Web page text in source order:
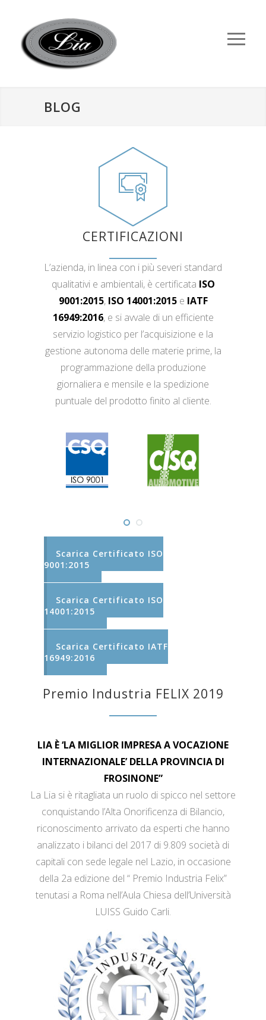
BLOG
CERTIFICAZIONI
L’azienda, in linea con i più severi standard
qualitativi e ambientali, è certificata ISO
9001:2015, ISO 14001:2015e IATF
16949:2016, e si avvale di un efficiente
servizio logistico per l’acquisizione e la
gestione autonoma delle materie prime, la
programmazione della produzione
giornaliera e mensile e la spedizione
puntuale del prodotto finito al cliente.
Scarica Certificato ISO
9001:2015
Scarica Certificato ISO
14001:2015
Scarica Certificato IATF
16949:2016
Premio Industria FELIX 2019
LIA È ‘LA MIGLIOR IMPRESA A VOCAZIONE
INTERNAZIONALE’ DELLA PROVINCIA DI
FROSINONE”
La Lia si è ritagliata un ruolo di spicco nel settore
conquistando l’Alta Onorificenza di Bilancio,
riconoscimento arrivato da esperti che hanno
analizzato i bilanci del 2017 di 9.809 società di
capitali con sede legale nel Lazio, in occasione
della 2a edizione del “ Premio Industria Felix”
tenutasi a Roma nell’Aula Chiesa dell’Università
LUISS Guido Carli.